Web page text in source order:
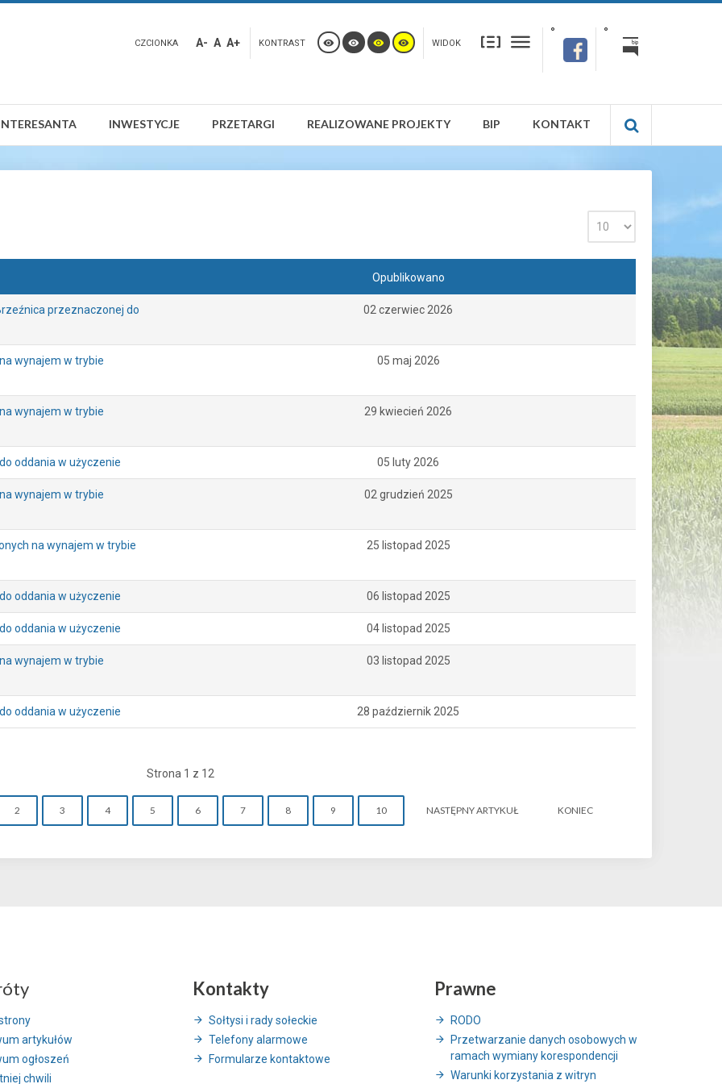
CZCIONKA A- A A+ KONTRAST WIDOK
INWESTYCJE PRZETARGI REALIZOWANE PROJEKTY BIP KONTAKT
Opublikowano
przeznaczonej do 02 czerwiec 2026
wynajem w trybie 05 maj 2026
wynajem w trybie 29 kwiecień 2026
oddania w użyczenie 05 luty 2026
wynajem w trybie 02 grudzień 2025
na wynajem w trybie 25 listopad 2025
oddania w użyczenie 06 listopad 2025
oddania w użyczenie 04 listopad 2025
wynajem w trybie 03 listopad 2025
oddania w użyczenie 28 październik 2025
Strona 1 z 12
2 3 4 5 6 7 8 9 10 NASTĘPNY ARTYKUŁ KONIEC
artykułów
ogłoszeń
chwili
Kontakty
Sołtysi i rady sołeckie
Telefony alarmowe
Formularze kontaktowe
Prawne
RODO
Przetwarzanie danych osobowych w
ramach wymiany korespondencji
Warunki korzystania z witryn